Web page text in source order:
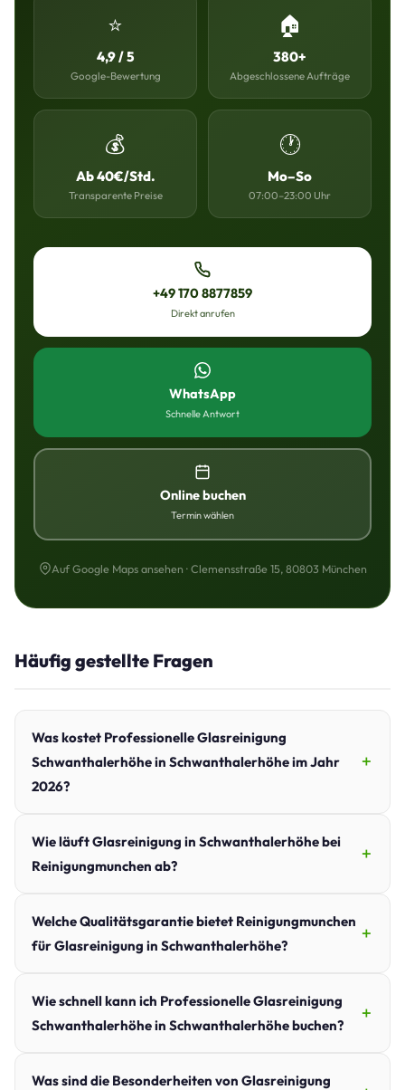
⭐
4,9 / 5
Google-Bewertung
🏠
380+
Abgeschlossene Aufträge
💰
Ab 40€/Std.
Transparente Preise
🕐
Mo–So
07:00–23:00 Uhr
+49 170 8877859
Direkt anrufen
WhatsApp
Schnelle Antwort
Online buchen
Termin wählen
Auf Google Maps ansehen · Clemensstraße 15, 80803 München
Häufig gestellte Fragen
Was kostet Professionelle Glasreinigung
Schwanthalerhöhe in Schwanthalerhöhe im Jahr
2026?
Wie läuft Glasreinigung in Schwanthalerhöhe bei
Reinigungmunchen ab?
Welche Qualitätsgarantie bietet Reinigungmunchen
für Glasreinigung in Schwanthalerhöhe?
Wie schnell kann ich Professionelle Glasreinigung
Schwanthalerhöhe in Schwanthalerhöhe buchen?
Was sind die Besonderheiten von Glasreinigung